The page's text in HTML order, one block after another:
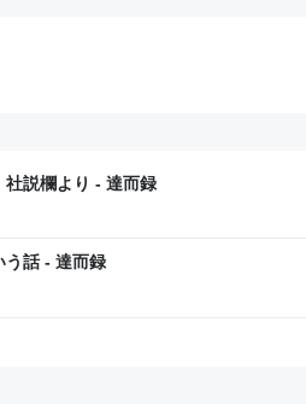
説欄より - 達而録
う話 - 達而録